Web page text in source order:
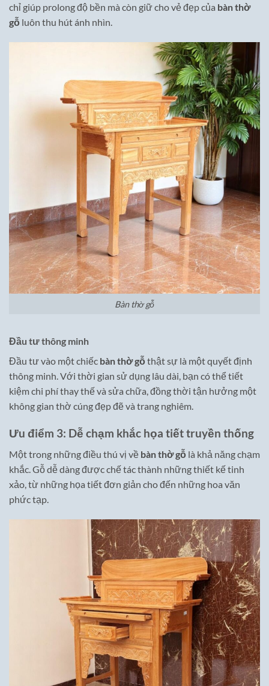
chỉ giúp prolong độ bền mà còn giữ cho vẻ đẹp của bàn thờ
gỗ luôn thu hút ánh nhìn.
Bàn thờ gỗ
Đầu tư thông minh
Đầu tư vào một chiếc bàn thờ gỗ thật sự là một quyết định
thông minh. Với thời gian sử dụng lâu dài, bạn có thể tiết
kiệm chi phí thay thế và sửa chữa, đồng thời tận hưởng một
không gian thờ cúng đẹp đẽ và trang nghiêm.
Ưu điểm 3: Dễ chạm khắc họa tiết truyền thống
Một trong những điều thú vị về bàn thờ gỗ là khả năng chạm
khắc. Gỗ dễ dàng được chế tác thành những thiết kế tinh
xảo, từ những họa tiết đơn giản cho đến những hoa văn
phức tạp.